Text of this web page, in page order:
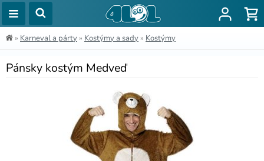
» Karneval a párty » Kostýmy a sady » Kostýmy
Pánsky kostým Medveď